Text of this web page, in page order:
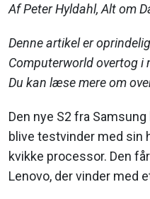
Af Peter Hyldahl, Alt om
Denne artikel er
Computerworld overtog i
Du kan læse mere om
Den nye S2 fra
blive testvinder med
kvikke processor. Den
Lenovo, der vinder med